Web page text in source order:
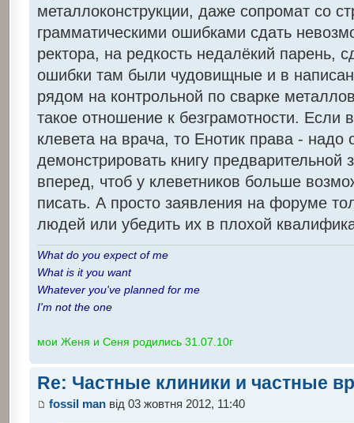
металлоконструкции, даже сопромат со
грамматическими ошибками сдать
ректора, на редкость недалёкий парень,
ошибки там были чудовищные и в
рядом на контрольной по сварке
такое отношение к безграмотности.
клевета на врача, то Енотик права - надо
демонстрировать книгу предварительной
вперед, чтоб у клеветников больше
писать. А просто заявления на форуме
людей или убедить их в плохой
What do you expect of me
What is it you want
Whatever you've planned for me
I'm not the one
мои Женя и Сеня родились 31.07.10г
Re: Частные клиники и частные
fossil manвід 03 жовтня 2012, 11:40